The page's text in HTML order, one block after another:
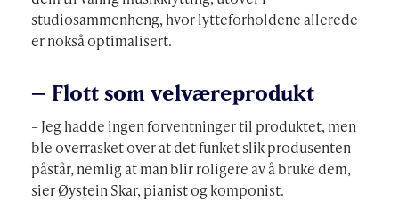
studiosammenheng, hvor lytteforholdene allerede
er nokså optimalisert.
– Flott som velværeprodukt
– Jeg hadde ingen forventninger til produktet, men
ble overrasket over at det funket slik produsenten
påstår, nemlig at man blir roligere av å bruke dem,
sier Øystein Skar, pianist og komponist.